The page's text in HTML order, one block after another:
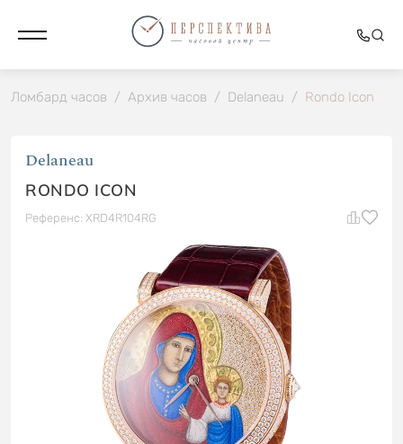
Ломбард часов / Архив часов / Delaneau / Rondo Icon
Delaneau
RONDO ICON
Референс: XRD4R104RG